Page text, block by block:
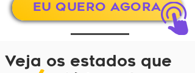
EU QUERO AGORA
Veja os estados que